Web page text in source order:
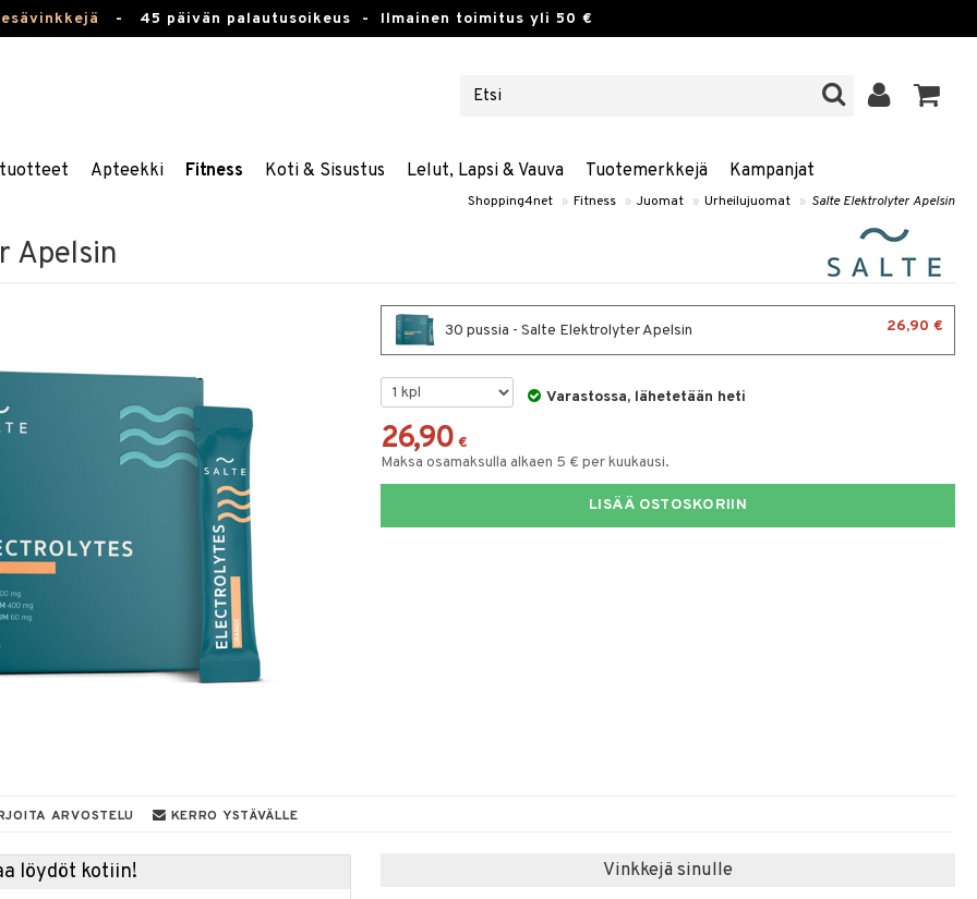
- 45 päivän palautusoikeus - Ilmainen toimitus yli 50 €
Apteekki Fitness Koti & Sisustus Lelut, Lapsi & Vauva Tuotemerkkejä Kampanjat
Shopping4net » Fitness » Juomat » Urheilujuomat » Salte Elektrolyter Apelsin
Apelsin
30 pussia - Salte Elektrolyter Apelsin 26,90 €
Varastossa, lähetetään heti
26,90 €
Maksa osamaksulla alkaen 5 € per kuukausi.
LISÄÄ OSTOSKORIIN
ARVOSTELU KERRO YSTÄVÄLLE
löydöt kotiin! Vinkkejä sinulle